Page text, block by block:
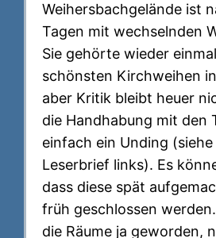
Weihersbachgelände ist
Tagen mit wechselnden
Sie gehörte wieder
schönsten Kirchweihen
aber Kritik bleibt heuer
die Handhabung mit den
einfach ein Unding
Leserbrief links). Es
dass diese spät
früh geschlossen
die Räume ja geworden,